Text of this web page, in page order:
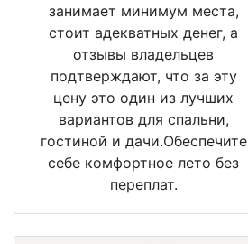
занимает минимум места,
стоит адекватных денег, а
отзывы владельцев
подтверждают, что за эту
цену это один из лучших
вариантов для спальни,
гостиной и дачи.Обеспечите
себе комфортное лето без
переплат.